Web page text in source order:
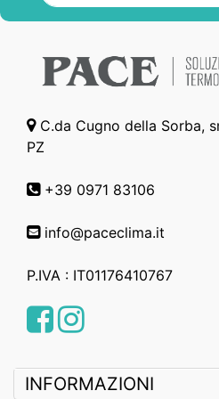
C.da Cugno della Sorba,
PZ
+39 0971 83106
info@paceclima.it
P.IVA : IT01176410767
Facebook
Instagram
INFORMAZIONI